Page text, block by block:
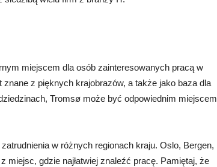
miejscem dla osób zainteresowanych pracą w
z pięknych krajobrazów, a także jako baza dla
Tromsø może być odpowiednim miejscem
w różnych regionach kraju. Oslo, Bergen,
miejsc, gdzie najłatwiej znaleźć pracę. Pamiętaj, że